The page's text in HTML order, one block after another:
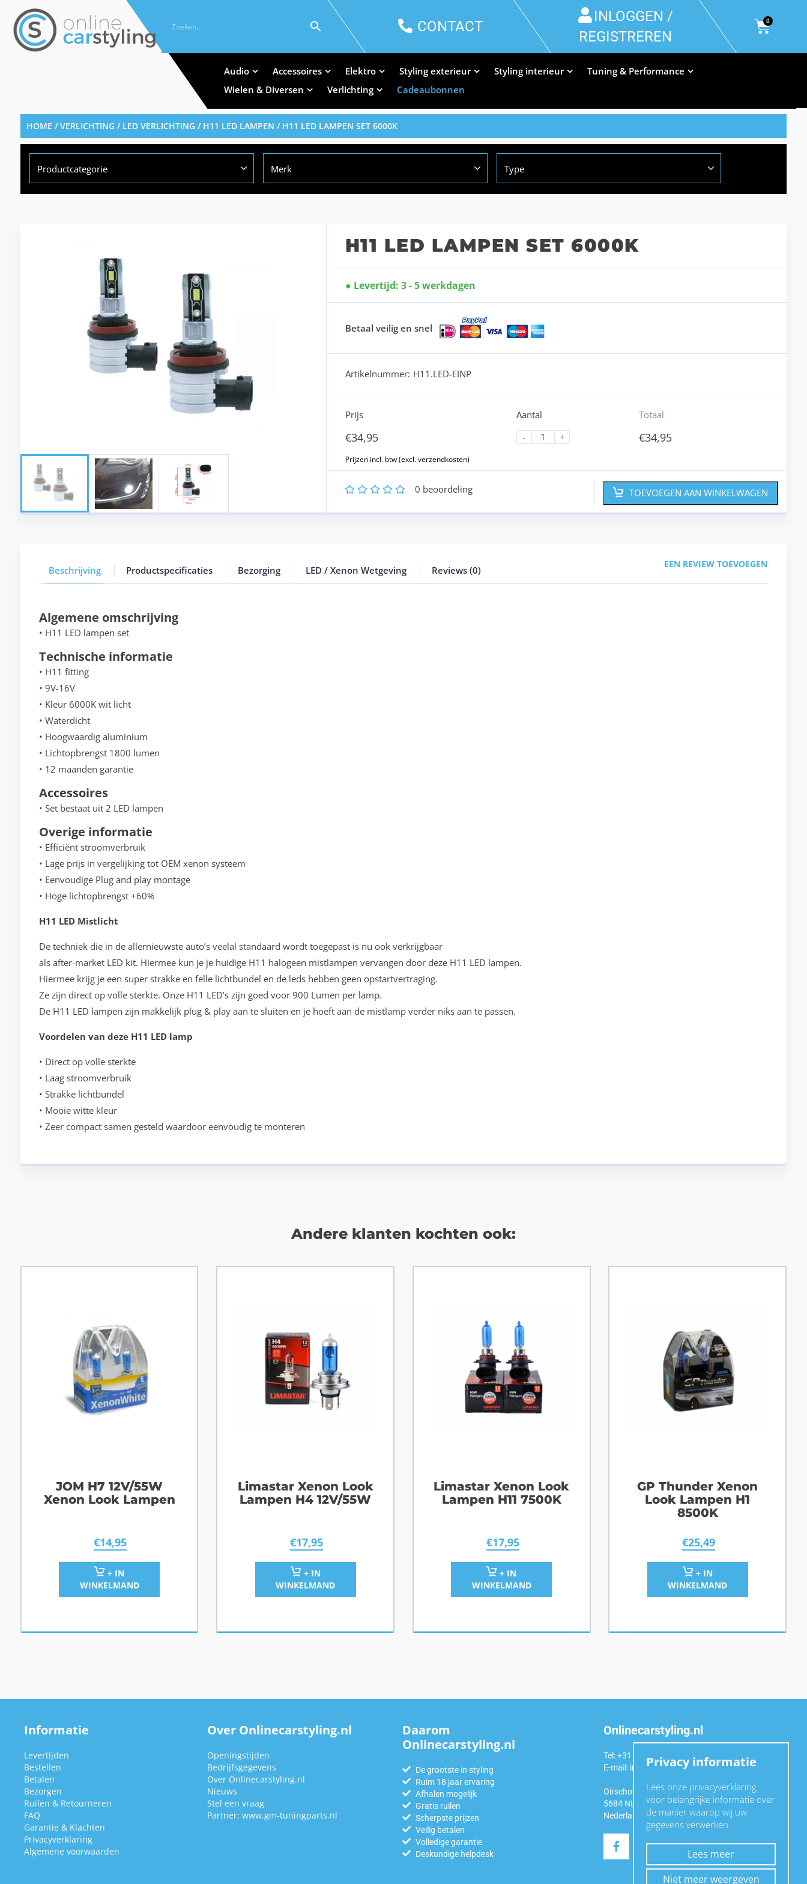
CONTACT
INLOGGEN /
REGISTREREN
0
Audio Accessoires Elektro Styling exterieur Styling interieur
Tuning & Performance
Wielen & Diversen
Verlichting Cadeaubonnen
HOME /VERLICHTING / LED VERLICHTING / H11 LED LAMPEN / H11 LED LAMPEN SET 6000K
Productcategorie Merk Type
H11 LED LAMPEN SET 6000K
Levertijd: 3 - 5 werkdagen
Betaal veilig en snel
Artikelnummer: H11.LED-EINP
Prijs
€34,95
Aantal
-
+
Totaal
€34,95
5
4
3
2 0 beoordeling TOEVOEGEN AAN WINKELWAGEN
Beschrijving Productspecificaties Bezorging LED / Xenon Wetgeving Reviews (0)
EEN REVIEW TOEVOEGEN
Algemene omschrijving
• H11 LED lampen set
Technische informatie
• H11 fitting
• 9V-16V
• Kleur 6000K wit licht
• Waterdicht
• Hoogwaardig aluminium
• Lichtopbrengst 1800 lumen
• 12 maanden garantie
Accessoires
• Set bestaat uit 2 LED lampen
Overige informatie
• Efficiënt stroomverbruik
• Lage prijs in vergelijking tot OEM xenon systeem
• Eenvoudige Plug and play montage
• Hoge lichtopbrengst +60%
H11 LED Mistlicht
De techniek die in de allernieuwste auto’s veelal standaard wordt toegepast is nu ook verkrijgbaar
als after-market LED kit. Hiermee kun je je huidige H11 halogeen mistlampen vervangen door deze H11 LED lampen.
Hiermee krijg je een super strakke en felle lichtbundel en de leds hebben geen opstartvertraging.
Ze zijn direct op volle sterkte. Onze H11 LED’s zijn goed voor 900 Lumen per lamp.
De H11 LED lampen zijn makkelijk plug & play aan te sluiten en je hoeft aan de mistlamp verder niks aan te passen.
Voordelen van deze H11 LED lamp
• Direct op volle sterkte
• Laag stroomverbruik
• Strakke lichtbundel
• Mooie witte kleur
• Zeer compact samen gesteld waardoor eenvoudig te monteren
Andere klanten kochten ook:
JOM H7 12V/55W
Xenon Look Lampen
€14,95
+ IN
WINKELMAND
Limastar Xenon Look
Lampen H4 12V/55W
€17,95
+ IN
WINKELMAND
Limastar Xenon Look
Lampen H11 7500K
€17,95
+ IN
WINKELMAND
GP Thunder Xenon
Look Lampen H1
8500K
€25,49
+ IN
WINKELMAND
Informatie
Levertijden
Bestellen
Betalen
Bezorgen
Ruilen & Retourneren
FAQ
Garantie & Klachten
Privacyverklaring
Algemene voorwaarden
Over Onlinecarstyling.nl
Openingstijden
Bedrijfsgegevens
Over Onlinecarstyling.nl
Nieuws
Stel een vraag
Partner: www.gm-tuningparts.nl
Daarom
Onlinecarstyling.nl
De grootste in styling
Ruim 18 jaar ervaring
Afhalen mogelijk
Gratis ruilen
Scherpste prijzen
Veilig betalen
Volledige garantie
Deskundige helpdesk
Onlinecarstyling.nl
Tel: +31 (0)6 54 98 49 99
E-mail: info@onlinecarstyling.nl
Oirschotseweg 92a
5684 NL Best
Nederland
Privacy informatie
Lees onze privacyverklaring
voor belangrijke informatie over
de manier waarop wij uw
gegevens verwerken.
Lees meer
Niet meer weergeven